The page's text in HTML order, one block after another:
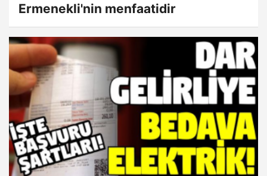
Ermenekli'nin menfaatidir